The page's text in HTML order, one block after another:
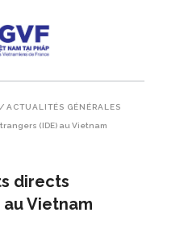
/ ACTUALITÉS GÉNÉRALES
(IDE) au Vietnam
directs
Vietnam